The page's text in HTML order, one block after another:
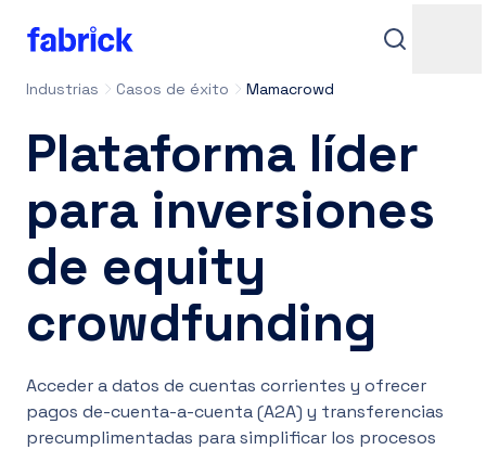
Contactos
Industrias Casos de éxito Mamacrowd
Plataforma líder
para inversiones
de equity
crowdfunding
Acceder a datos de cuentas corrientes y ofrecer
pagos de-cuenta-a-cuenta (A2A) y transferencias
precumplimentadas para simplificar los procesos